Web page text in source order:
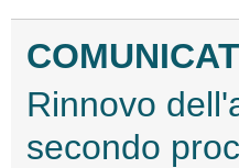
Rinnovo
secondo